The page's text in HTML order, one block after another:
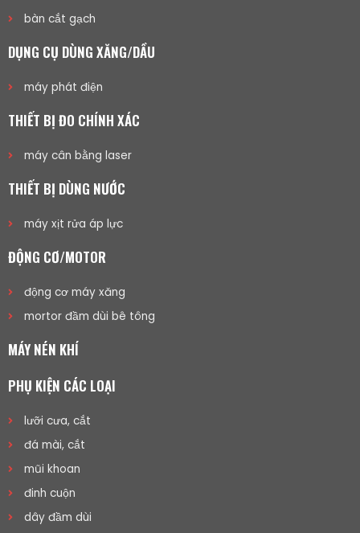
bàn cắt gạch
DỤNG CỤ DÙNG XĂNG/DẦU
máy phát điện
THIẾT BỊ ĐO CHÍNH XÁC
máy cân bằng laser
THIẾT BỊ DÙNG NƯỚC
máy xịt rửa áp lực
ĐỘNG CƠ/MOTOR
động cơ máy xăng
mortor đầm dùi bê tông
MÁY NÉN KHÍ
PHỤ KIỆN CÁC LOẠI
lưỡi cưa, cắt
đá mài, cắt
mũi khoan
đinh cuộn
dây đầm dùi